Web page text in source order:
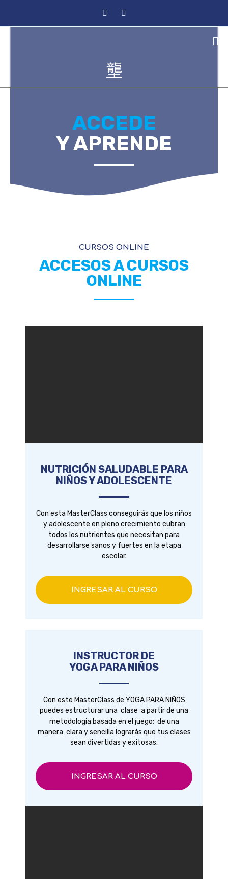
ACCEDE
Y APRENDE
CURSOS ONLINE
ACCESOS A CURSOS
ONLINE
NUTRICIÓN SALUDABLE PARA
NIÑOS Y ADOLESCENTE
Con esta MasterClass conseguirás que los niños
y adolescente en pleno crecimiento cubran
todos los nutrientes que necesitan para
desarrollarse sanos y fuertes en la etapa
escolar.
INGRESAR AL CURSO
INSTRUCTOR DE
YOGA PARA NIÑOS
Con este MasterClass de YOGA PARA NIÑOS
puedes estructurar una clase a partir de una
metodología basada en el juego; de una
manera clara y sencilla lograrás que tus clases
sean divertidas y exitosas.
INGRESAR AL CURSO